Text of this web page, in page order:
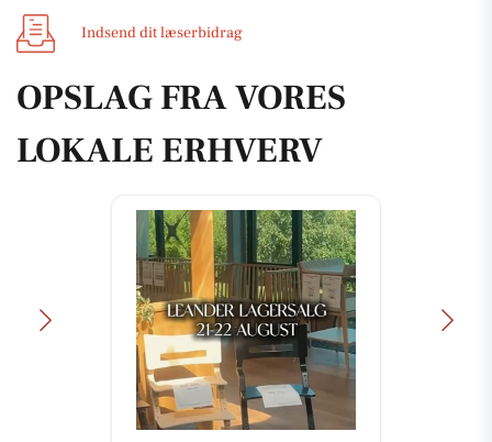
Indsend dit læserbidrag
OPSLAG FRA VORES
LOKALE ERHVERV